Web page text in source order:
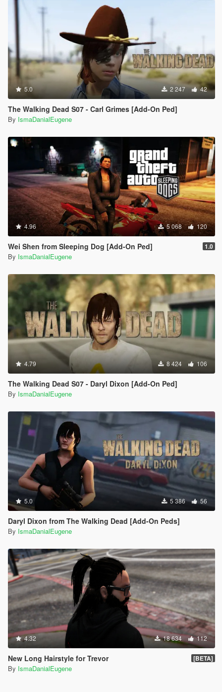
5.0 2 247 42
The Walking Dead S07 - Carl Grimes [Add-On Ped]
By IsmaDanialEugene
4.96 5 068 120
Wei Shen from Sleeping Dog [Add-On Ped] 1.0
By IsmaDanialEugene
4.79 8 424 106
The Walking Dead S07 - Daryl Dixon [Add-On Ped]
By IsmaDanialEugene
5.0 5 386 56
Daryl Dixon from The Walking Dead [Add-On Peds]
By IsmaDanialEugene
4.32 18 634 112
New Long Hairstyle for Trevor [BETA]
By IsmaDanialEugene